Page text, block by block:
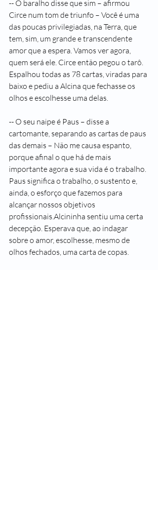
-- O baralho disse que sim – afirmou
Circe num tom de triunfo – Você é uma
das poucas privilegiadas, na Terra, que
tem, sim, um grande e transcendente
amor que a espera. Vamos ver agora,
quem será ele. Circe então pegou o tarô.
Espalhou todas as 78 cartas, viradas para
baixo e pediu a Alcina que fechasse os
olhos e escolhesse uma delas.
-- O seu naipe é Paus – disse a
cartomante, separando as cartas de paus
das demais – Não me causa espanto,
porque afinal o que há de mais
importante agora e sua vida é o trabalho.
Paus significa o trabalho, o sustento e,
ainda, o esforço que fazemos para
alcançar nossos objetivos
profissionais.Alcininha sentiu uma certa
decepção. Esperava que, ao indagar
sobre o amor, escolhesse, mesmo de
olhos fechados, uma carta de copas.